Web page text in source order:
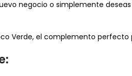
negocio o simplemente
Verde, el complemento